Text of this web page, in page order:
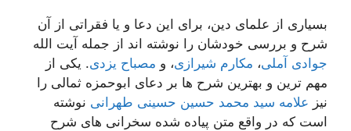
بسیاری از علمای دین، برای این دعا و یا فقراتی از آن
شرح و بررسی خودشان را نوشته اند از جمله آیت الله
جوادی آملی، مکارم شیرازی، و مصباح یزدی. یکی از
مهم ترین و بهترین شرح ها بر دعای ابوحمزه ثمالی را
نیز علامه سید محمد حسین حسینی طهرانی نوشته
است که در واقع متن پیاده شده سخرانی های شرح